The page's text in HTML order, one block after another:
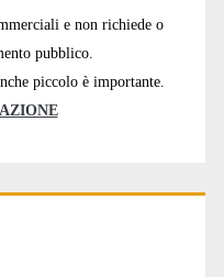
e non richiede o
pubblico.
piccolo è importante.